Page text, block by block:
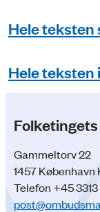
Hele teksten
Hele teksten
Gammeltorv 22
1457 København
Telefon +45 3313